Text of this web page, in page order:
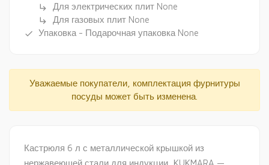
subdirectory_arrow_right Для электрических плит None
subdirectory_arrow_right Для газовых плит None
done Упаковка - Подарочная упаковка None
Уважаемые покупатели, комплектация фурнитуры
посуды может быть изменена.
Кастрюля 6 л с металлической крышкой из
нержавеющей стали для индукции, KUKMARA —